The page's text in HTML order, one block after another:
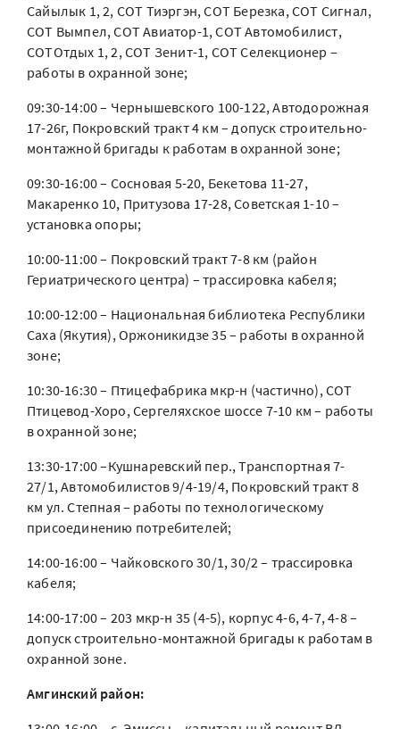
Сайылык 1, 2, СОТ Тиэргэн, СОТ Березка, СОТ Сигнал,
СОТ Вымпел, СОТ Авиатор-1, СОТ Автомобилист,
СОТОтдых 1, 2, СОТ Зенит-1, СОТ Селекционер –
работы в охранной зоне;
09:30-14:00 – Чернышевского 100-122, Автодорожная
17-26г, Покровский тракт 4 км – допуск строительно-
монтажной бригады к работам в охранной зоне;
09:30-16:00 – Сосновая 5-20, Бекетова 11-27,
Макаренко 10, Притузова 17-28, Советская 1-10 –
установка опоры;
10:00-11:00 – Покровский тракт 7-8 км (район
Гериатрического центра) – трассировка кабеля;
10:00-12:00 – Национальная библиотека Республики
Саха (Якутия), Оржоникидзе 35 – работы в охранной
зоне;
10:30-16:30 – Птицефабрика мкр-н (частично), СОТ
Птицевод-Хоро, Сергеляхское шоссе 7-10 км – работы
в охранной зоне;
13:30-17:00 –Кушнаревский пер., Транспортная 7-
27/1, Автомобилистов 9/4-19/4, Покровский тракт 8
км ул. Степная – работы по технологическому
присоединению потребителей;
14:00-16:00 – Чайковского 30/1, 30/2 – трассировка
кабеля;
14:00-17:00 – 203 мкр-н 35 (4-5), корпус 4-6, 4-7, 4-8 –
допуск строительно-монтажной бригады к работам в
охранной зоне.
Амгинский район: